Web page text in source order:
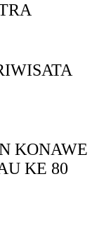
KONAWE
KE 80